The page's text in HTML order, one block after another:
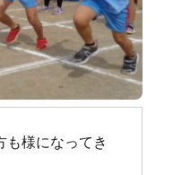
も様になってき